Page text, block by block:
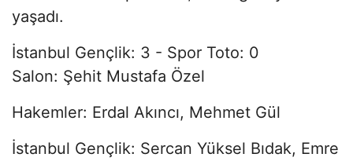
yaşadı.
İstanbul Gençlik: 3 - Spor Toto: 0
Salon: Şehit Mustafa Özel
Hakemler: Erdal Akıncı, Mehmet Gül
İstanbul Gençlik: Sercan Yüksel Bıdak, Emre